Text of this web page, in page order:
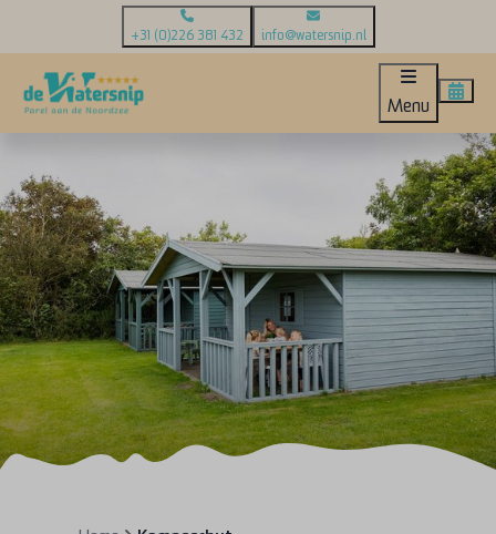
+31 (0)226 381 432 info@watersnip.nl
Menu